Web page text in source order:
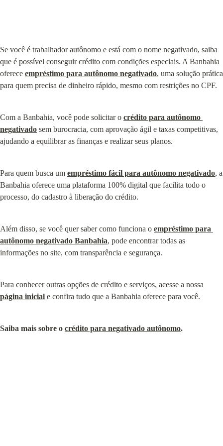
Se você é trabalhador autônomo e está com o nome negativado, saiba
que é possível conseguir crédito com condições especiais. A Banbahia
oferece empréstimo para autônomo negativado, uma solução prática
para quem precisa de dinheiro rápido, mesmo com restrições no CPF.
Com a Banbahia, você pode solicitar o crédito para autônomo
negativado sem burocracia, com aprovação ágil e taxas competitivas,
ajudando a equilibrar as finanças e realizar seus planos.
Para quem busca um empréstimo fácil para autônomo negativado, a
Banbahia oferece uma plataforma 100% digital que facilita todo o
processo, do cadastro à liberação do crédito.
Além disso, se você quer saber como funciona o empréstimo para
autônomo negativado Banbahia, pode encontrar todas as
informações no site, com transparência e segurança.
página inicial e confira tudo que a Banbahia oferece para você.
Saiba mais sobre o crédito para negativado autônomo.